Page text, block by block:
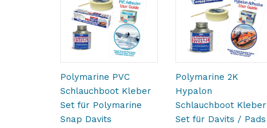
Polymarine PVC
Schlauchboot Kleber
Set für Polymarine
Snap Davits
Polymarine 2K
Hypalon
Schlauchboot Kleber
Set für Davits / Pads